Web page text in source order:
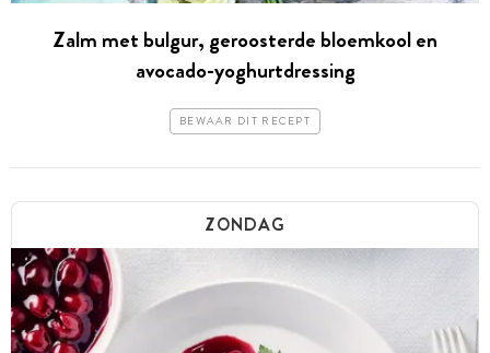
Zalm met bulgur, geroosterde bloemkool en
avocado-yoghurtdressing
BEWAAR DIT RECEPT
ZONDAG